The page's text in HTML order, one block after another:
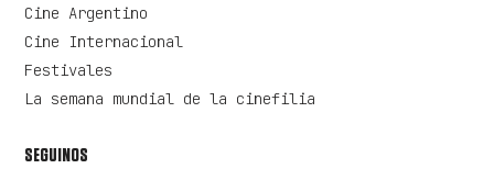
Cine Argentino
Cine Internacional
Festivales
La semana mundial de la cinefilia
SEGUINOS